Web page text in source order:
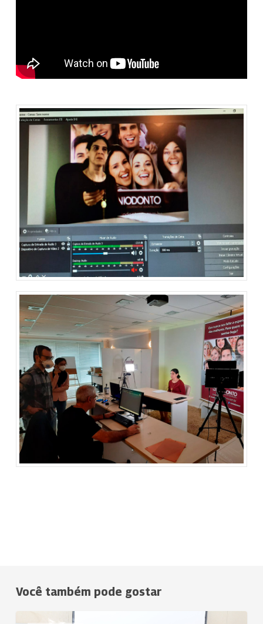
Você também pode gostar
Uniodonto